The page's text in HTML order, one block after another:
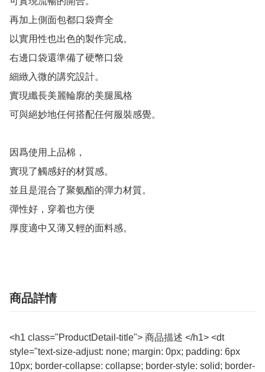
再加上側面包都口袋齊全
以實用性也出色的製作完成。
右邊口袋還準備了硬幣口袋
細緻入微的講究設計。
實現纖長美麗輪廓的美腿風格
可與絕妙地任何搭配任何服裝感覺。
因爲使用上品棉，
實現了觸感好的材質感。
並且是混合了聚氨酯的彈力材質。
彈性好，穿着也方便
厚度適中又薄又輕的面料感。
商品詳情
<h1 class="ProductDetail-title"> 商品描述 </h1> <dt
style="text-size-adjust: none; margin: 0px; padding: 6px
10px; border-collapse: collapse; border-style: solid; border-